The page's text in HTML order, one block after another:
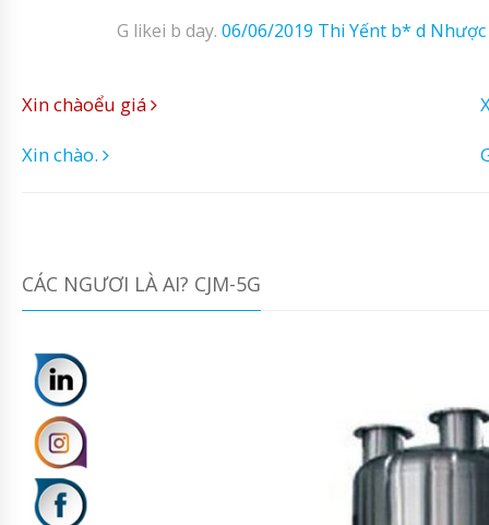
G likei b day. 06/06/2019 Thi Yếnt b* d
Xin chàoểu giá
Xin chào.
CÁC NGƯƠI LÀ AI? CJM-5G